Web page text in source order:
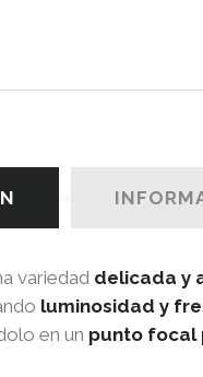
variedad delicada y
luminosidad y
en un punto